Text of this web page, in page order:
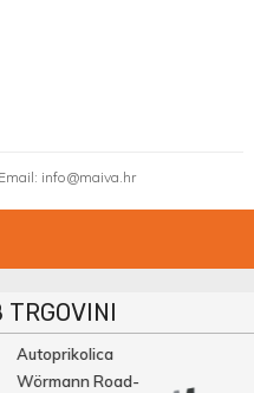
Email: info@maiva.hr
TRGOVINI
Autoprikolica
Wörmann Road-